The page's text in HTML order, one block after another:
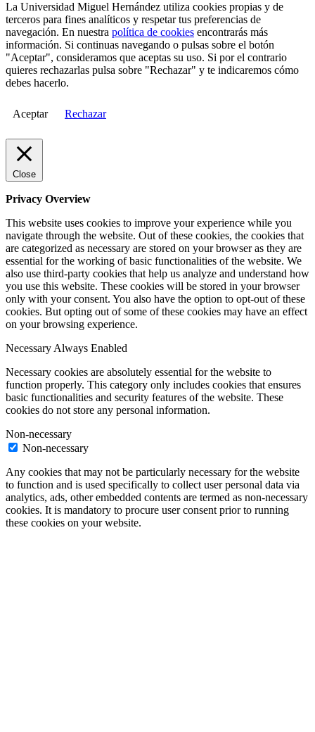
La Universidad Miguel Hernández utiliza cookies propias y de
terceros para fines analíticos y respetar tus preferencias de
navegación. En nuestra política de cookies encontrarás más
información. Si continuas navegando o pulsas sobre el botón
"Aceptar", consideramos que aceptas su uso. Si por el contrario
quieres rechazarlas pulsa sobre "Rechazar" y te indicaremos cómo
debes hacerlo.
Aceptar Rechazar
Close
Privacy Overview
This website uses cookies to improve your experience while you
navigate through the website. Out of these cookies, the cookies that
are categorized as necessary are stored on your browser as they are
essential for the working of basic functionalities of the website. We
also use third-party cookies that help us analyze and understand how
you use this website. These cookies will be stored in your browser
only with your consent. You also have the option to opt-out of these
cookies. But opting out of some of these cookies may have an effect
on your browsing experience.
Necessary Always Enabled
Necessary cookies are absolutely essential for the website to
function properly. This category only includes cookies that ensures
basic functionalities and security features of the website. These
cookies do not store any personal information.
Non-necessary
Non-necessary
Any cookies that may not be particularly necessary for the website
to function and is used specifically to collect user personal data via
analytics, ads, other embedded contents are termed as non-necessary
cookies. It is mandatory to procure user consent prior to running
these cookies on your website.